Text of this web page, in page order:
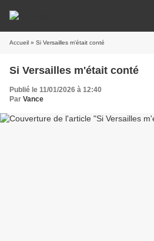
Accueil » Si Versailles m'était conté
Si Versailles m'était conté
Publié le 11/01/2026 à 12:40
Par Vance